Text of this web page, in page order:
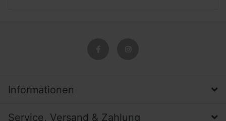
Informationen
Service, Versand & Zahlung